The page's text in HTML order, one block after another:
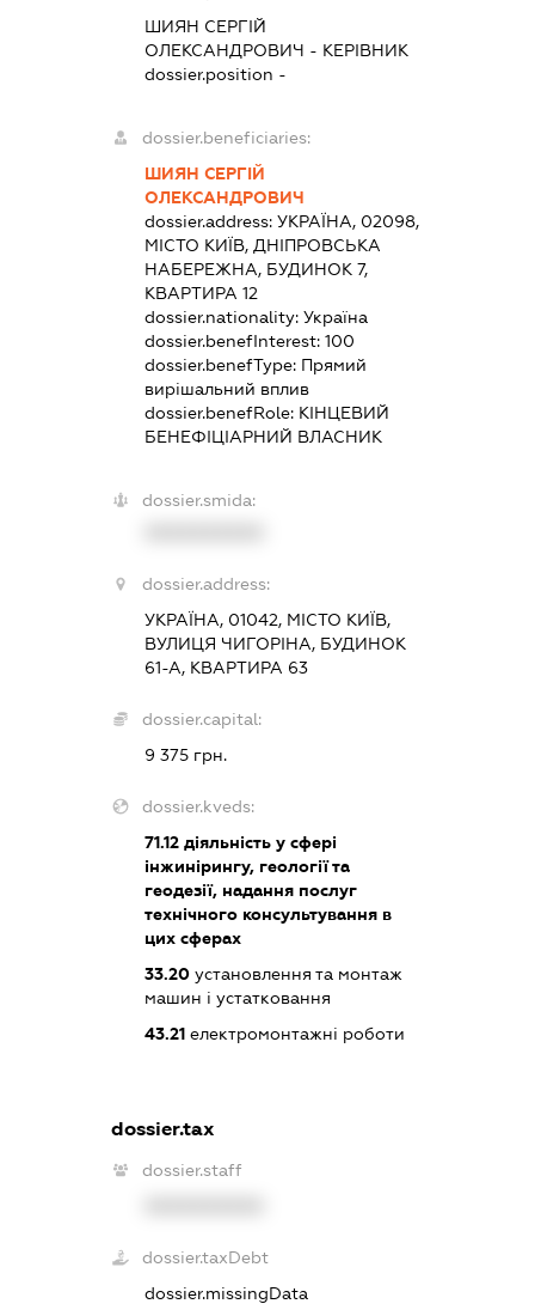
ШИЯН СЕРГІЙ
ОЛЕКСАНДРОВИЧ - КЕРІВНИК
dossier.position -
dossier.beneficiaries:
ШИЯН СЕРГІЙ
ОЛЕКСАНДРОВИЧ
dossier.address:УКРАЇНА, 02098,
МІСТО КИЇВ, ДНІПРОВСЬКА
НАБЕРЕЖНА, БУДИНОК 7,
КВАРТИРА 12
dossier.nationality:Україна
dossier.benefInterest:100
dossier.benefType: Прямий
вирішальний вплив
dossier.benefRole: КІНЦЕВИЙ
БЕНЕФІЦІАРНИЙ ВЛАСНИК
dossier.smida:
dossier.address:
УКРАЇНА, 01042, МІСТО КИЇВ,
ВУЛИЦЯ ЧИГОРІНА, БУДИНОК
61-А, КВАРТИРА 63
dossier.capital:
9 375 грн.
dossier.kveds:
71.12 діяльність у сфері
інжинірингу, геології та
геодезії, надання послуг
технічного консультування в
цих сферах
33.20 установлення та монтаж
машин і устатковання
43.21 електромонтажні роботи
dossier.tax
dossier.staff
dossier.taxDebt
dossier.missingData